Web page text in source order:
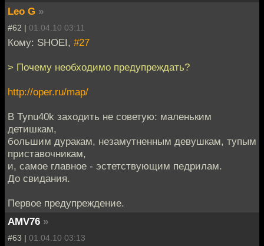
Leo G »
#62 | 01.04.10 03:11
Кому: SHOEI, #27
> Почему необходимо предупреждать?
http://oper.ru/map/
В Tynu40k заходить не советую: маленьким
детишкам,
большим дуракам, незамутненным девушкам, тупым
приставочникам,
и, самое главное - эстетствующим педрилам.
До свидания.
Первое предупреждение.
AMV76 »
#63 | 01.04.10 03:13